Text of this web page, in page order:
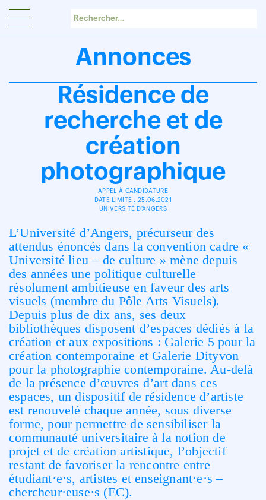
Annonces
Résidence de
recherche et de
création
photographique
APPEL À CANDIDATURE
DATE LIMITE : 25.06.2021
UNIVERSITÉ D'ANGERS
L’Université d’Angers, précurseur des
attendus énoncés dans la convention cadre «
Université lieu – de culture » mène depuis
des années une politique culturelle
résolument ambitieuse en faveur des arts
visuels (membre du Pôle Arts Visuels).
Depuis plus de dix ans, ses deux
bibliothèques disposent d’espaces dédiés à la
création et aux expositions : Galerie 5 pour la
création contemporaine et Galerie Dityvon
pour la photographie contemporaine. Au-delà
de la présence d’œuvres d’art dans ces
espaces, un dispositif de résidence d’artiste
est renouvelé chaque année, sous diverse
forme, pour permettre de sensibiliser la
communauté universitaire à la notion de
projet et de création artistique, l’objectif
restant de favoriser la rencontre entre
étudiant·e·s, artistes et enseignant·e·s –
chercheur·euse·s (EC).